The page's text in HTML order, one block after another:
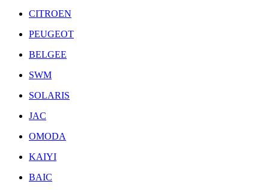
CITROEN
PEUGEOT
BELGEE
SWM
SOLARIS
JAC
OMODA
KAIYI
BAIC